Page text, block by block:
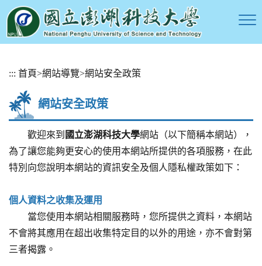
::: 首頁>網站導覽>網站安全政策
網站安全政策
歡迎來到 國立澎湖科技大學網站（以下簡稱本網站），
為了讓您能夠更安心的使用本網站所提供的各項服務，在此
特別向您說明本網站的資訊安全及個人隱私權政策如下：
個人資料之收集及運用
當您使用本網站相關服務時，您所提供之資料，本網站
不會將其應用在超出收集特定目的以外的用途，亦不會對第
三者揭露。